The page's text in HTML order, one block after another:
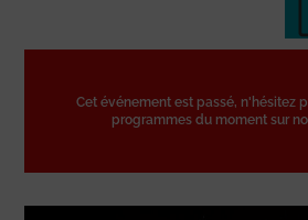
Cet événement est passé, n'hésitez
programmes du moment sur